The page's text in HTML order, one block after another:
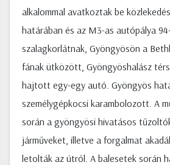
alkalommal avatkoztak be
határában és az M3-as autópálya
szalagkorlátnak, Gyöngyösön a
fának ütközött, Gyöngyöshalász
hajtott egy-egy autó. Gyöngyös
személygépkocsi karambolozott. A
során a gyöngyösi hivatásos
járműveket, illetve a forgalmat
letolták az útról. A balesetek során